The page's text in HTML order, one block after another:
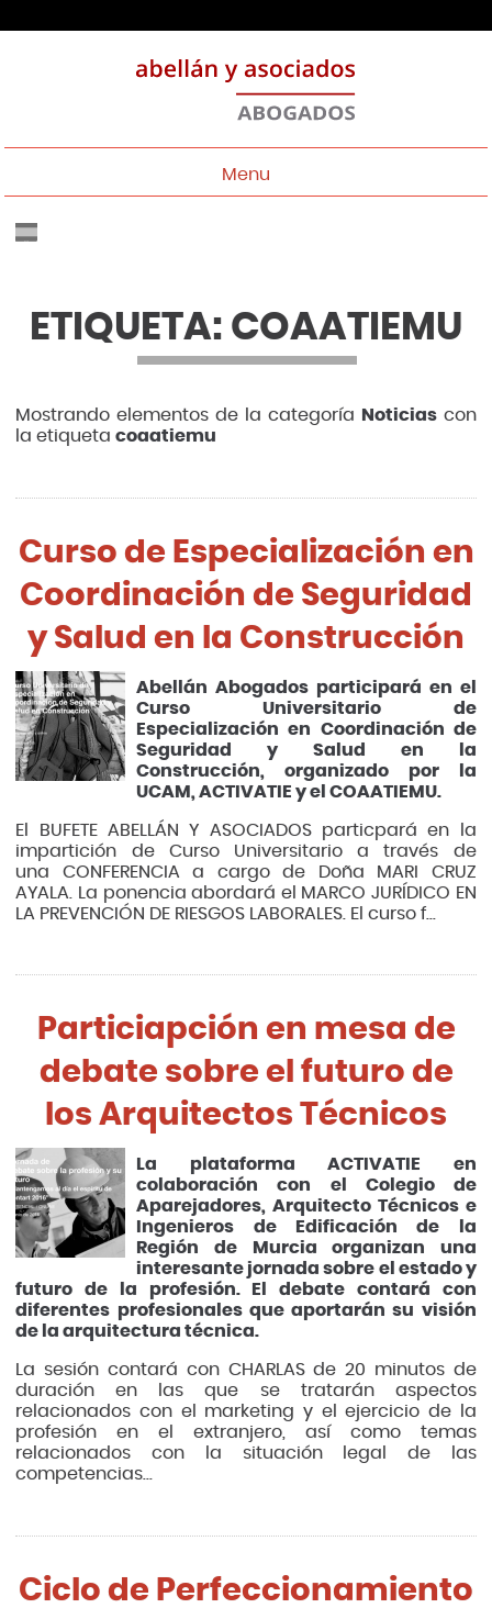
Menu
ETIQUETA: COAATIEMU
Mostrando elementos de la categoría Noticiascon
la etiquetacoaatiemu
Curso de Especialización en
Coordinación de Seguridad
y Salud en la Construcción
Abellán Abogados participará en el
Curso Universitario de
Especialización en Coordinación de
Seguridad y Salud en la
Construcción, organizado por la
UCAM, ACTIVATIE y el COAATIEMU.
El BUFETE ABELLÁN Y ASOCIADOS particpará en la
impartición de Curso Universitario a través de
una CONFERENCIA a cargo de Doña MARI CRUZ
AYALA. La ponencia abordará el MARCO JURÍDICO EN
LA PREVENCIÓN DE RIESGOS LABORALES. El curso f...
Particiapción en mesa de
debate sobre el futuro de
los Arquitectos Técnicos
La plataforma ACTIVATIE en
colaboración con el Colegio de
Aparejadores, Arquitecto Técnicos e
Ingenieros de Edificación de la
Región de Murcia organizan una
interesante jornada sobre el estado y
futuro de la profesión. El debate contará con
diferentes profesionales que aportarán su visión
de la arquitectura técnica.
La sesión contará con CHARLAS de 20 minutos de
duración en las que se tratarán aspectos
relacionados con el marketing y el ejercicio de la
profesión en el extranjero, así como temas
relacionados con la situación legal de las
competencias...
Ciclo de Perfeccionamiento